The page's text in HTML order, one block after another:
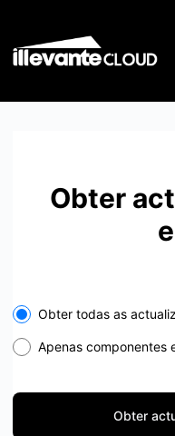
Obter
Select the components
Obter todas as
Apenas componentes
Obter